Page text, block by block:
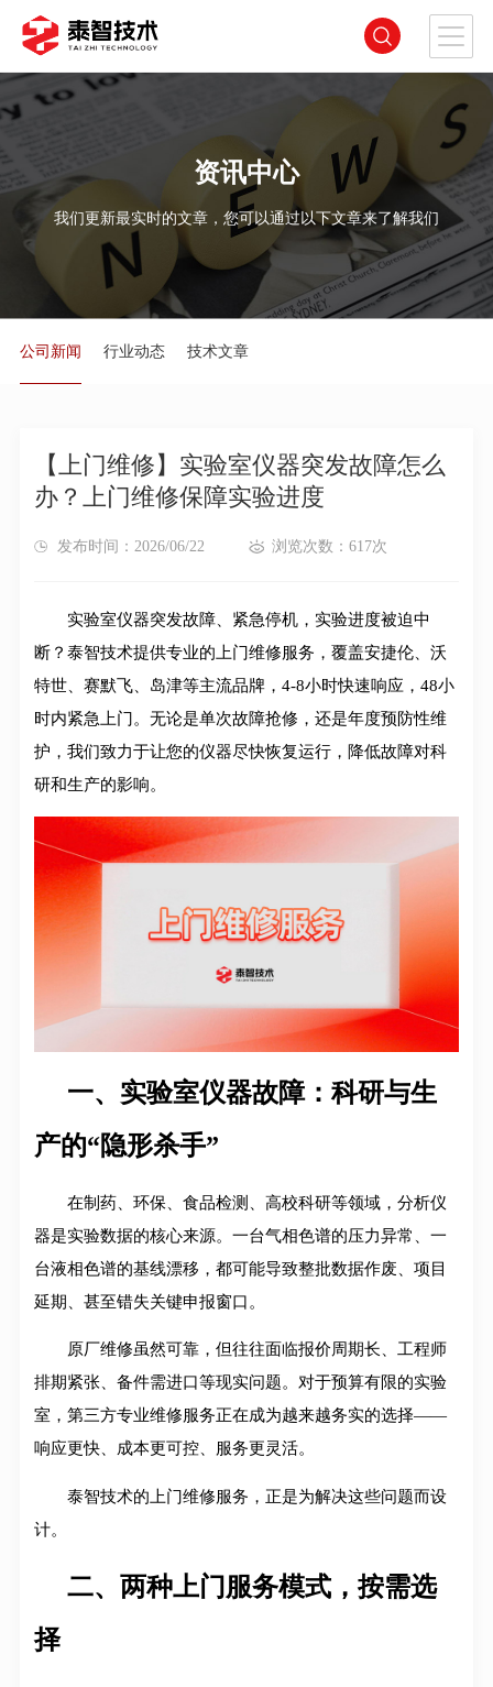
资讯中心
我们更新最实时的文章，您可以通过以下文章来了解我们
公司新闻 行业动态 技术文章
【上门维修】实验室仪器突发故障怎么
办？上门维修保障实验进度
发布时间：2026/06/22 浏览次数：617次
实验室仪器突发故障、紧急停机，实验进度被迫中
断？泰智技术提供专业的上门维修服务，覆盖安捷伦、沃
特世、赛默飞、岛津等主流品牌，4-8小时快速响应，48小
时内紧急上门 。无论是单次故障抢修，还是年度预防性维
护，我们致力于让您的仪器尽快恢复运行，降低故障对科
研和生产的影响。
一、实验室仪器故障：科研与生
产的“隐形杀手”
在制药、环保、食品检测、高校科研等领域，分析仪
器是实验数据的核心来源。一台气相色谱的压力异常、一
台液相色谱的基线漂移，都可能导致整批数据作废、项目
延期、甚至错失关键申报窗口。
原厂维修虽然可靠，但往往面临报价周期长、工程师
排期紧张、备件需进口等现实问题。对于预算有限的实验
室，第三方专业维修服务正在成为越来越务实的选择——
响应更快、成本更可控、服务更灵活。
泰智技术的上门维修服务，正是为解决这些问题而设
计。
二、两种上门服务模式，按需选
择